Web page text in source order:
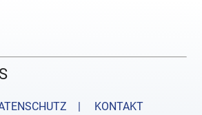
|
KONTAKT